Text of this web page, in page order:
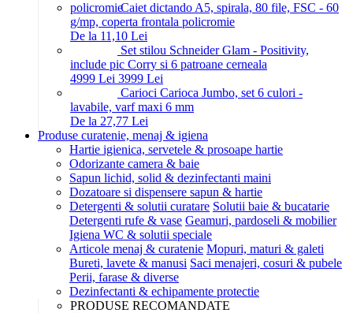
Caiet dictando A5, spirala, 80 file, FSC - 60
g/mp, coperta frontala policromie
De la 11,10 Lei
Set stilou Schneider Glam - Positivity,
include pic Corry si 6 patroane cerneala
4999 Lei 3999 Lei
Carioci Carioca Jumbo, set 6 culori -
lavabile, varf maxi 6 mm
De la 27,77 Lei
Produse curatenie, menaj & igiena
Hartie igienica, servetele & prosoape hartie
Odorizante camera & baie
Sapun lichid, solid & dezinfectanti maini
Dozatoare si dispensere sapun & hartie
Detergenti & solutii curatare Solutii baie & bucatarie
Detergenti rufe & vase Geamuri, pardoseli & mobilier
Igiena WC & solutii speciale
Articole menaj & curatenie Mopuri, maturi & galeti
Bureti, lavete & manusi Saci menajeri, cosuri & pubele
Perii, farase & diverse
Dezinfectanti & echipamente protectie
PRODUSE RECOMANDATE